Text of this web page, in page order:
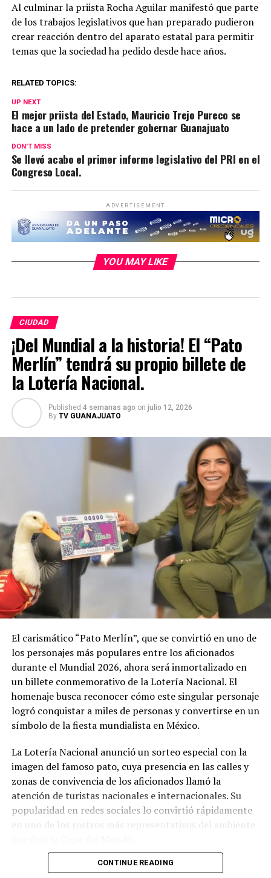
Al culminar la priista Rocha Aguilar manifestó que parte
de los trabajos legislativos que han preparado pudieron
crear reacción dentro del aparato estatal para permitir
temas que la sociedad ha pedido desde hace años.
RELATED TOPICS:
UP NEXT
El mejor priista del Estado, Mauricio Trejo Pureco se
hace a un lado de pretender gobernar Guanajuato
DON'T MISS
Se llevó acabo el primer informe legislativo del PRI en el
Congreso Local.
ADVERTISEMENT
YOU MAY LIKE
CIUDAD
¡Del Mundial a la historia! El “Pato
Merlín” tendrá su propio billete de
la Lotería Nacional.
Published 4 semanas ago on julio 12, 2026
By TV GUANAJUATO
El carismático “Pato Merlín”, que se convirtió en uno de
los personajes más populares entre los aficionados
durante el Mundial 2026, ahora será inmortalizado en
un billete conmemorativo de la Lotería Nacional. El
homenaje busca reconocer cómo este singular personaje
logró conquistar a miles de personas y convertirse en un
símbolo de la fiesta mundialista en México.
La Lotería Nacional anunció un sorteo especial con la
imagen del famoso pato, cuya presencia en las calles y
zonas de convivencia de los aficionados llamó la
atención de turistas nacionales e internacionales. Su
popularidad en redes sociales lo convirtió rápidamente
en uno de los rostros más representativos del ambiente
El sorteo repartirá un premio mayor de millones de
CONTINUE READING